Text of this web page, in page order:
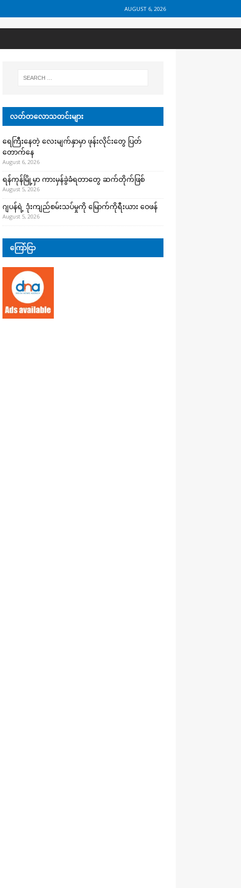
AUGUST 6, 2026
လတ်တလောသတင်းများ
ရေကြီးနေတဲ့ လေးမျက်နှာမှာ ဖုန်းလိုင်းတွေ ပြတ်
တောက်နေ
August 6, 2026
ရန်ကုန်မြို့မှာ ကားမှန်ခွဲခံရတာတွေ ဆက်တိုက်ဖြစ်
August 5, 2026
ဂျပန်ရဲ့ ဒုံးကျည်စမ်းသပ်မှုကို မြောက်ကိုရီးယား ဝေဖန်
August 5, 2026
ကြော်ငြာ